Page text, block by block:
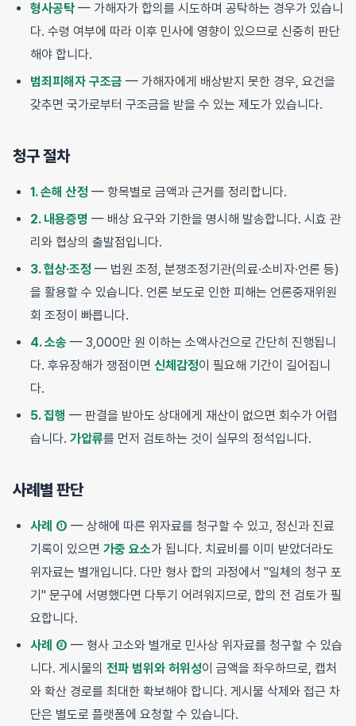
형사공탁 — 가해자가 합의를 시도하며 공탁하는 경우가 있습니
다. 수령 여부에 따라 이후 민사에 영향이 있으므로 신중히 판단
해야 합니다.
범죄피해자 구조금 — 가해자에게 배상받지 못한 경우, 요건을
갖추면 국가로부터 구조금을 받을 수 있는 제도가 있습니다.
청구 절차
1. 손해 산정 — 항목별로 금액과 근거를 정리합니다.
2. 내용증명 — 배상 요구와 기한을 명시해 발송합니다. 시효 관
리와 협상의 출발점입니다.
3. 협상·조정 — 법원 조정, 분쟁조정기관(의료·소비자·언론 등)
을 활용할 수 있습니다. 언론 보도로 인한 피해는 언론중재위원
회 조정이 빠릅니다.
4. 소송 — 3,000만 원 이하는 소액사건으로 간단히 진행됩니
다. 후유장해가 쟁점이면 신체감정이 필요해 기간이 길어집니
다.
5. 집행 — 판결을 받아도 상대에게 재산이 없으면 회수가 어렵
습니다. 가압류를 먼저 검토하는 것이 실무의 정석입니다.
사례별 판단
사례 ① — 상해에 따른 위자료를 청구할 수 있고, 정신과 진료
기록이 있으면 가중 요소가 됩니다. 치료비를 이미 받았더라도
위자료는 별개입니다. 다만 형사 합의 과정에서 "일체의 청구 포
기" 문구에 서명했다면 다투기 어려워지므로, 합의 전 검토가 필
요합니다.
사례 ② — 형사 고소와 별개로 민사상 위자료를 청구할 수 있습
니다. 게시물의 전파 범위와 허위성이 금액을 좌우하므로, 캡처
와 확산 경로를 최대한 확보해야 합니다. 게시물 삭제와 접근 차
단은 별도로 플랫폼에 요청할 수 있습니다.